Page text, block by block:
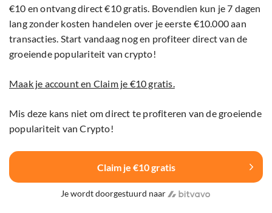
€10 en ontvang direct €10 gratis. Bovendien kun je 7 dagen
lang zonder kosten handelen over je eerste €10.000 aan
transacties. Start vandaag nog en profiteer direct van de
groeiende populariteit van crypto!
Maak je account en Claim je €10 gratis.
Mis deze kans niet om direct te profiteren van de groeiende
populariteit van Crypto!
Claim je €10 gratis
Je wordt doorgestuurd naar